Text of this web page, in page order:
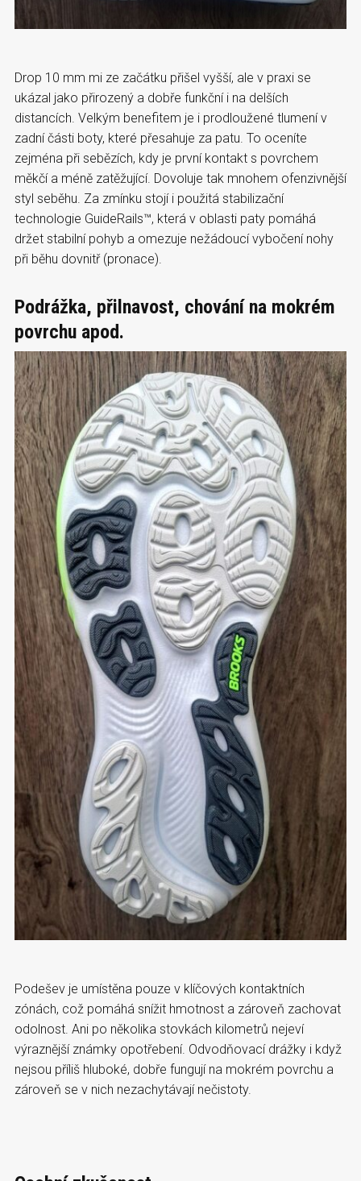
Drop 10 mm mi ze začátku přišel vyšší, ale v praxi se
ukázal jako přirozený a dobře funkční i na delších
distancích. Velkým benefitem je i prodloužené tlumení v
zadní části boty, které přesahuje za patu. To oceníte
zejména při sebězích, kdy je první kontakt s povrchem
měkčí a méně zatěžující. Dovoluje tak mnohem ofenzivnější
styl seběhu. Za zmínku stojí i použitá stabilizační
technologie GuideRails™, která v oblasti paty pomáhá
držet stabilní pohyb a omezuje nežádoucí vybočení nohy
při běhu dovnitř (pronace).
Podrážka, přilnavost, chování na mokrém
povrchu apod.
Podešev je umístěna pouze v klíčových kontaktních
zónách, což pomáhá snížit hmotnost a zároveň zachovat
odolnost. Ani po několika stovkách kilometrů nejeví
výraznější známky opotřebení. Odvodňovací drážky i když
nejsou příliš hluboké, dobře fungují na mokrém povrchu a
zároveň se v nich nezachytávají nečistoty.